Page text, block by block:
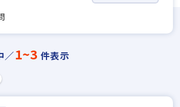
／1~3 件表示